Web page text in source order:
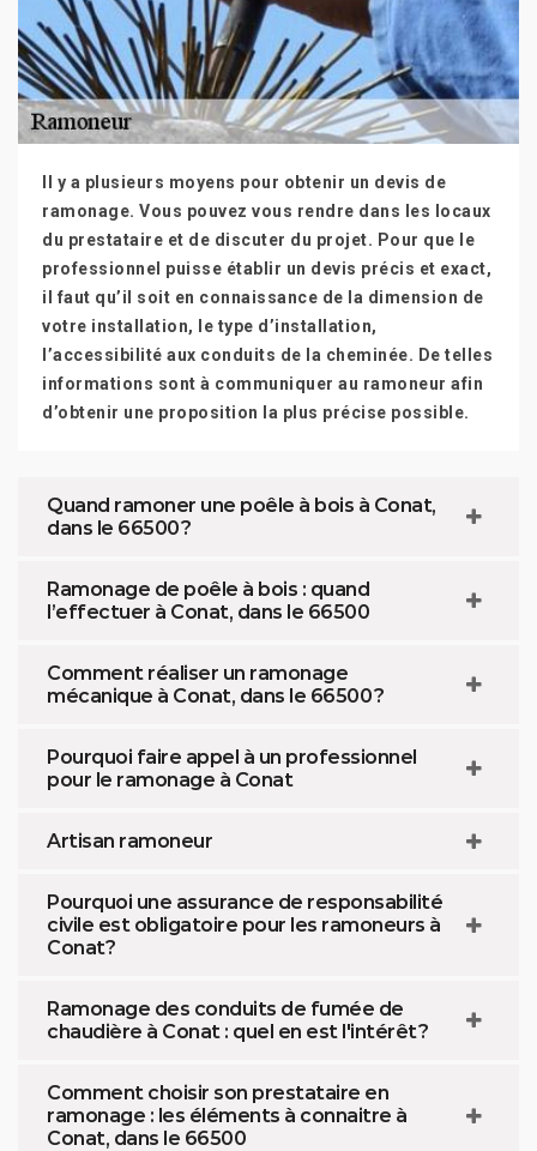
Il y a plusieurs moyens pour obtenir un devis de
ramonage. Vous pouvez vous rendre dans les locaux
du prestataire et de discuter du projet. Pour que le
professionnel puisse établir un devis précis et exact,
il faut qu’il soit en connaissance de la dimension de
votre installation, le type d’installation,
l’accessibilité aux conduits de la cheminée. De telles
informations sont à communiquer au ramoneur afin
d’obtenir une proposition la plus précise possible.
Quand ramoner une poêle à bois à Conat,
dans le 66500 ?
Ramonage de poêle à bois : quand
l’effectuer à Conat, dans le 66500
Comment réaliser un ramonage
mécanique à Conat, dans le 66500 ?
Pourquoi faire appel à un professionnel
pour le ramonage à Conat
Artisan ramoneur
Pourquoi une assurance de responsabilité
civile est obligatoire pour les ramoneurs à
Conat?
Ramonage des conduits de fumée de
chaudière à Conat : quel en est l'intérêt ?
Comment choisir son prestataire en
ramonage : les éléments à connaitre à
Conat, dans le 66500